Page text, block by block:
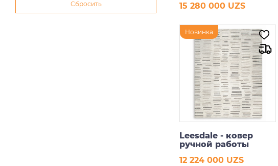
15 280 000 UZS
В корзину
Новинка
Leesdale - ковер
ручной работы
12 224 000 UZS